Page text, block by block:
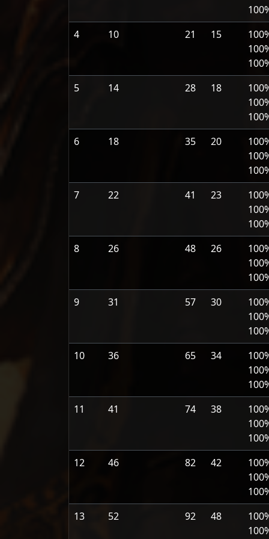
4
10 21 15
5
14 28 18
6
18 35 20
7
22 41 23
8
26 48 26
9
31 57 30
10
36 65 34
11
41 74 38
12
46 82 42
13
52 92 48